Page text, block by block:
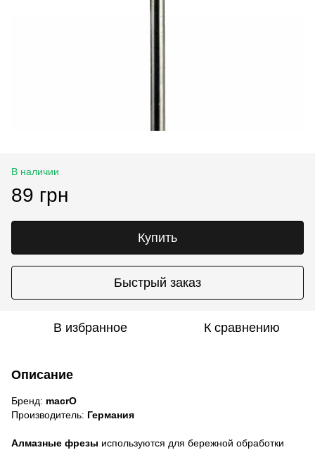
В наличии
89 грн
Купить
Быстрый заказ
В избранное К сравнению
Описание
Бренд: macrO
Производитель: Германия
Алмазные фрезы используются для бережной обработки